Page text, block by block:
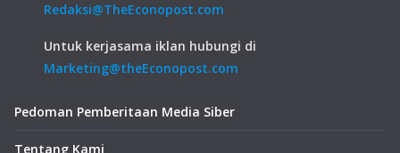
Redaksi@TheEconopost.com
Untuk kerjasama iklan hubungi di
Marketing@theEconopost.com
Pedoman Pemberitaan Media Siber
Tentang Kami